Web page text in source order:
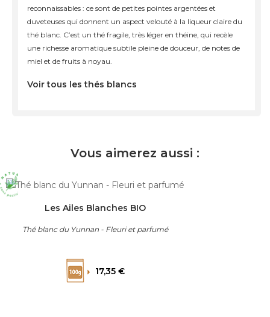
reconnaissables : ce sont de petites pointes argentées et
duveteuses qui donnent un aspect velouté à la liqueur claire du
thé blanc. C’est un thé fragile, très léger en théine, qui recèle
une richesse aromatique subtile pleine de douceur, de notes de
miel et de fruits à noyau.
Voir tous les thés blancs
Vous aimerez aussi :
Les Ailes Blanches BIO
Thé blanc du Yunnan - Fleuri et parfumé
Prix
17,35 €